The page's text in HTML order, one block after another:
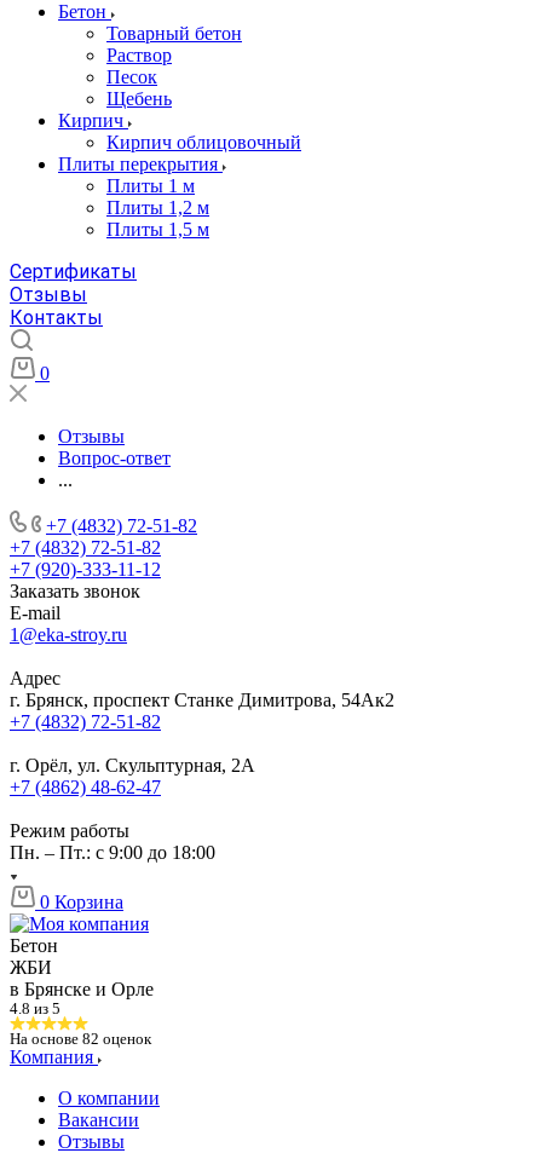
Бетон
Товарный бетон
Раствор
Песок
Щебень
Кирпич
Кирпич облицовочный
Плиты перекрытия
Плиты 1 м
Плиты 1,2 м
Плиты 1,5 м
Сертификаты
Отзывы
Контакты
0
Отзывы
Вопрос-ответ
...
+7 (4832) 72-51-82
+7 (4832) 72-51-82
+7 (920)-333-11-12
Заказать звонок
E-mail
1@eka-stroy.ru
Адрес
г. Брянск, проспект Станке Димитрова, 54Ак2
+7 (4832) 72-51-82
г. Орёл, ул. Скульптурная, 2А
+7 (4862) 48-62-47
Режим работы
Пн. – Пт.: с 9:00 до 18:00
0 Корзина
Бетон
ЖБИ
в Брянске и Орле
4.8 из 5
На основе 82 оценок
Компания
О компании
Вакансии
Отзывы